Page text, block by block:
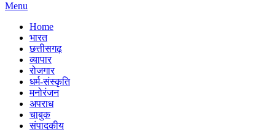
Menu
Home
भारत
छत्तीसगढ़
व्यापार
रोजगार
धर्म-संस्कृति
मनोरंजन
अपराध
चाबुक
संपादकीय